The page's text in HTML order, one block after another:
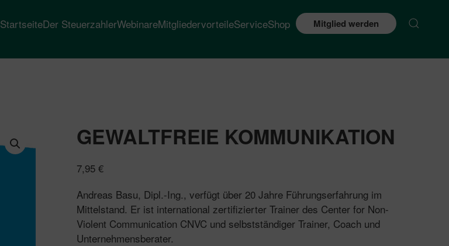
StartseiteDer SteuerzahlerWebinareMitgliedervorteileServiceShop Mitglied werden
GEWALTFREIE KOMMUNIKATION
7,95 €
Andreas Basu, Dipl.-Ing., verfügt über 20 Jahre Führungserfahrung im
Mittelstand. Er ist international zertifizierter Trainer des Center for Non-
Violent Communication CNVC und selbstständiger Trainer, Coach und
Unternehmensberater.